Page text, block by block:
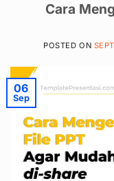
Cara
POSTED ON
06
Sep